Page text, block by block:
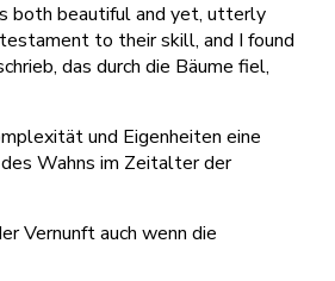
both beautiful and yet, utterly
to their skill, and I found
das durch die Bäume fiel,
und Eigenheiten eine
Wahns im Zeitalter der
Vernunft auch wenn die